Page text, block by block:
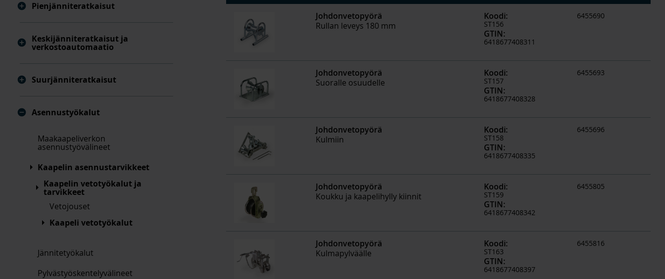
Pienjänniteratkaisut
Keskijänniteratkaisut ja
verkostoautomaatio
Suurjänniteratkaisut
Asennustyökalut
Maakaapeliverkon
asennustyövälineet
Kaapelin asennustarvikkeet
Kaapelin vetotyökalut ja
tarvikkeet
Vetojouset
Kaapeli vetotyökalut
Jännitetyökalut
Pylvästyöskentelyvälineet
Johdonvetopyörä
Rullan leveys 180 mm
Koodi:
ST156
GTIN:
6418677408311
6455690
Johdonvetopyörä
Suoralle osuudelle
Koodi:
ST157
GTIN:
6418677408328
6455693
Johdonvetopyörä
Kulmiin
Koodi:
ST158
GTIN:
6418677408335
6455696
Johdonvetopyörä
Koukku ja kaapelihylly kiinnit
Koodi:
ST159
GTIN:
6418677408342
6455805
Johdonvetopyörä
Kulmapylväälle
Koodi:
ST163
GTIN:
6418677408397
6455816